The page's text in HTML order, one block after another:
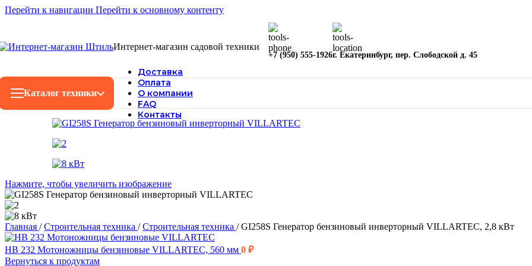
Перейти к навигации Перейти к основному контенту
Интернет-магазин садовой техники
+7 (950) 555-1926г. Екатеринбург, пер. Слободской д. 45
Каталог техники
Доставка
Оплата
О компании
FAQ
Контакты
Нажмите, чтобы увеличить изображение
Главная / Строительная техника / Строительная техника / GI258S Генератор бензиновый инверторный VILLARTEC, 2,8 кВт
HB 232 Мотоножницы бензиновые VILLARTEC, 560 мм 0 ₽
Вернуться к продуктам